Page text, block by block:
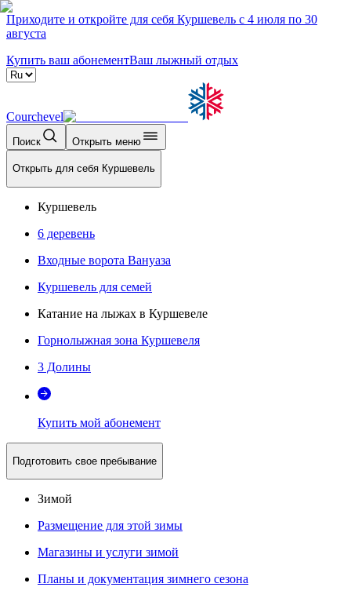
Приходите и откройте для себя Куршевель с 4 июля по 30
августа
Купить ваш абонементВаш лыжный отдых
Courchevel
Поиск Открыть меню
Открыть для себя Куршевель
Куршевель
6 деревень
Входные ворота Вануаза
Куршевель для семей
Катание на лыжах в Куршевеле
Горнолыжная зона Куршевеля
3 Долины
Купить мой абонемент
Подготовить свое пребывание
Зимой
Размещение для этой зимы
Магазины и услуги зимой
Планы и документация зимнего сезона